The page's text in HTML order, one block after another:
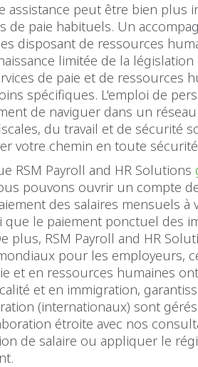
assistance peut être bien plus
de paie habituels. Un
disposant de ressources
limitée de la
de paie et de ressources
spécifiques. L'emploi de
de naviguer dans un
du travail et de sécurité
votre chemin en toute
RSM Payroll and HR Solutions
pouvons ouvrir un compte
des salaires mensuels à
que le paiement ponctuel des
plus, RSM Payroll and HR
pour les employeurs,
et en ressources humaines
et en immigration,
(internationaux) sont
étroite avec nos
de salaire ou appliquer le